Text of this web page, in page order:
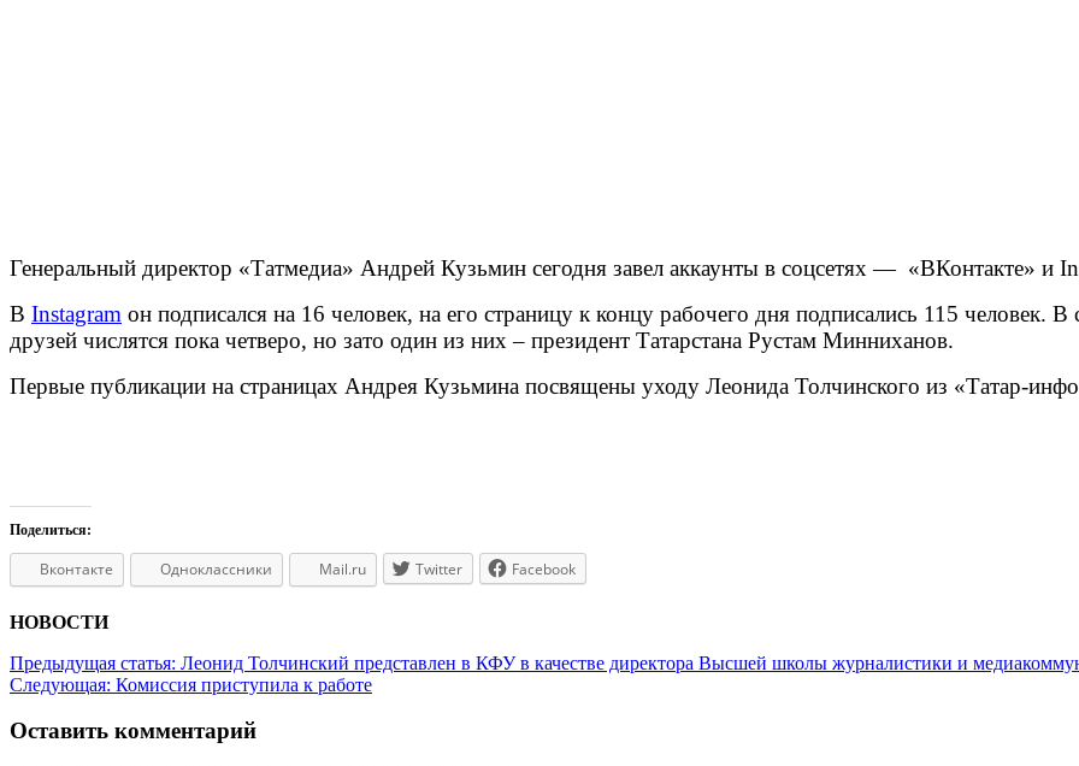
Генеральный директор «Татмедиа» Андрей Кузьмин сегодня завел аккаунты в соцсетях — «ВКонтакте» и
В Instagram он подписался на 16 человек, на его страницу к концу рабочего дня подписались 115 человек. В
друзей числятся пока четверо, но зато один из них – президент Татарстана Рустам Минниханов.
Первые публикации на страницах Андрея Кузьмина посвящены уходу Леонида Толчинского из «Татар-
Поделиться:
Вконтакте Одноклассники Mail.ru Twitter Facebook
НОВОСТИ
Предыдущая статья: Леонид Толчинский представлен в КФУ в качестве директора Высшей школы журналистики и
Следующая: Комиссия приступила к работе
Оставить комментарий